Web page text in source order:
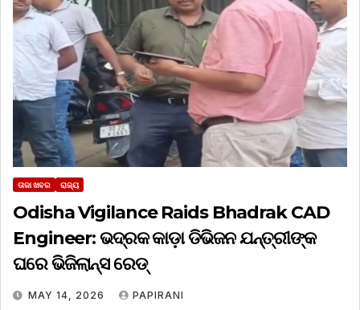
ତାଜା ଖବର ରାଜ୍ୟ
Odisha Vigilance Raids Bhadrak CAD
Engineer: ଭଦ୍ରକ କାଡ଼ା ଡିଭିଜନ ଯନ୍ତ୍ରୀଙ୍କ
ଘରେ ଭିଜିଲାନ୍ସ ରେଡ୍
MAY 14, 2026 PAPIRANI